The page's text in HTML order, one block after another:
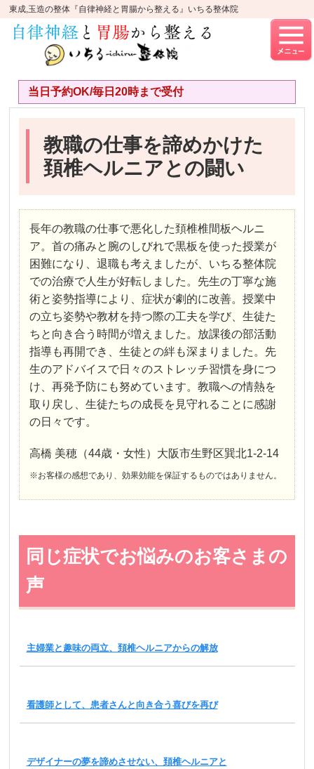
東成,玉造の整体『自律神経と胃腸から整える』いちる整体院
当日予約OK/毎日20時まで受付
教職の仕事を諦めかけた
頚椎ヘルニアとの闘い
長年の教職の仕事で悪化した頚椎椎間板ヘルニ
ア。首の痛みと腕のしびれで黒板を使った授業が
困難になり、退職も考えましたが、いちる整体院
での治療で人生が好転しました。先生の丁寧な施
術と姿勢指導により、症状が劇的に改善。授業中
の立ち姿勢や教材を持つ際の工夫を学び、生徒た
ちと向き合う時間が増えました。放課後の部活動
指導も再開でき、生徒との絆も深まりました。先
生のアドバイスで日々のストレッチ習慣を身につ
け、再発予防にも努めています。教職への情熱を
取り戻し、生徒たちの成長を見守れることに感謝
の日々です。
高橋 美穂（44歳・女性）大阪市生野区巽北1-2-14
※お客様の感想であり、効果効能を保証するものではありません。
同じ症状でお悩みのお客さまの
声
主婦業と趣味の両立、頚椎ヘルニアからの解放
看護師として、患者さんと向き合う喜びを再び
デザイナーの夢を諦めさせない、頚椎ヘルニアと